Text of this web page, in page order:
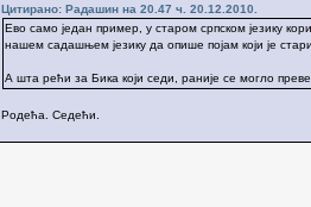
Цитирано: Радашин на 20.47 ч. 20.12.2010.
Ево само један пример, у старом српском језику
нашем садашњем језику да опише појам који је
А шта рећи за Бика који седи, раније се могло
Родећа. Седећи.